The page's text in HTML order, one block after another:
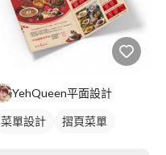
YehQueen平面設計
菜單設計
摺頁菜單